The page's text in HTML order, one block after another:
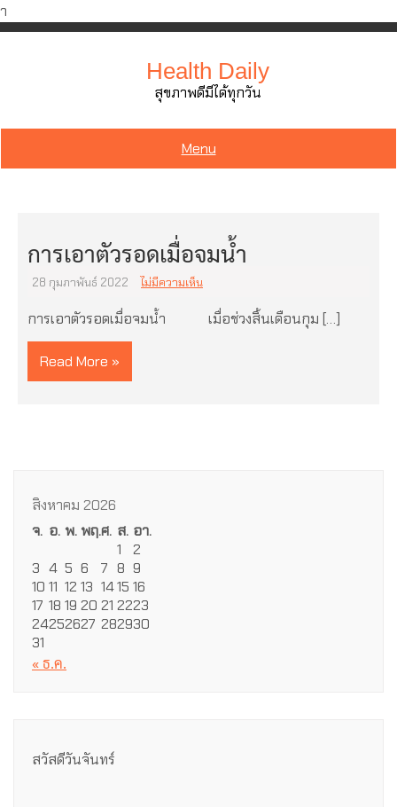
ำ
Skip
Health Daily
สุขภาพดีมีได้ทุกวัน
Menu
การเอาตัวรอดเมื่อจมน้ำ
28 กุมภาพันธ์ 2022 ไม่มีความเห็น
การเอาตัวรอดเมื่อจมน้ำ เมื่อช่วงสิ้นเดือนกุม […]
Read More »
สิงหาคม 2026
จ. อ. พ.พฤ.ศ. ส. อา.
1
2
3 4 5 6 7 8 9
10 11 12 13 1415 16
17 18 19 20 21 2223
24252627 282930
31
« ธ.ค.
สวัสดีวันจันทร์